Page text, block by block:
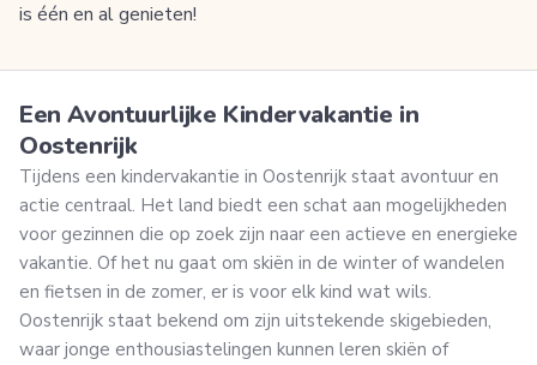
is één en al genieten!
Een Avontuurlijke Kindervakantie in
Oostenrijk
Tijdens een kindervakantie in Oostenrijk staat avontuur en
actie centraal. Het land biedt een schat aan mogelijkheden
voor gezinnen die op zoek zijn naar een actieve en energieke
vakantie. Of het nu gaat om skiën in de winter of wandelen
en fietsen in de zomer, er is voor elk kind wat wils.
Oostenrijk staat bekend om zijn uitstekende skigebieden,
waar jonge enthousiastelingen kunnen leren skiën of